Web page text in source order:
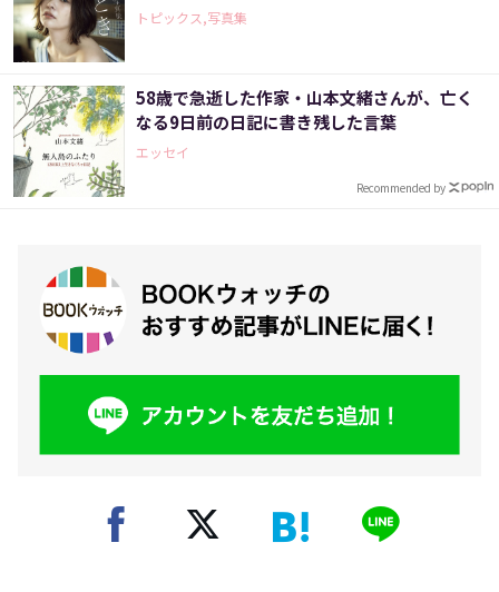
トピックス,写真集
58歳で急逝した作家・山本文緒さんが、亡く
なる9日前の日記に書き残した言葉
エッセイ
Recommended by